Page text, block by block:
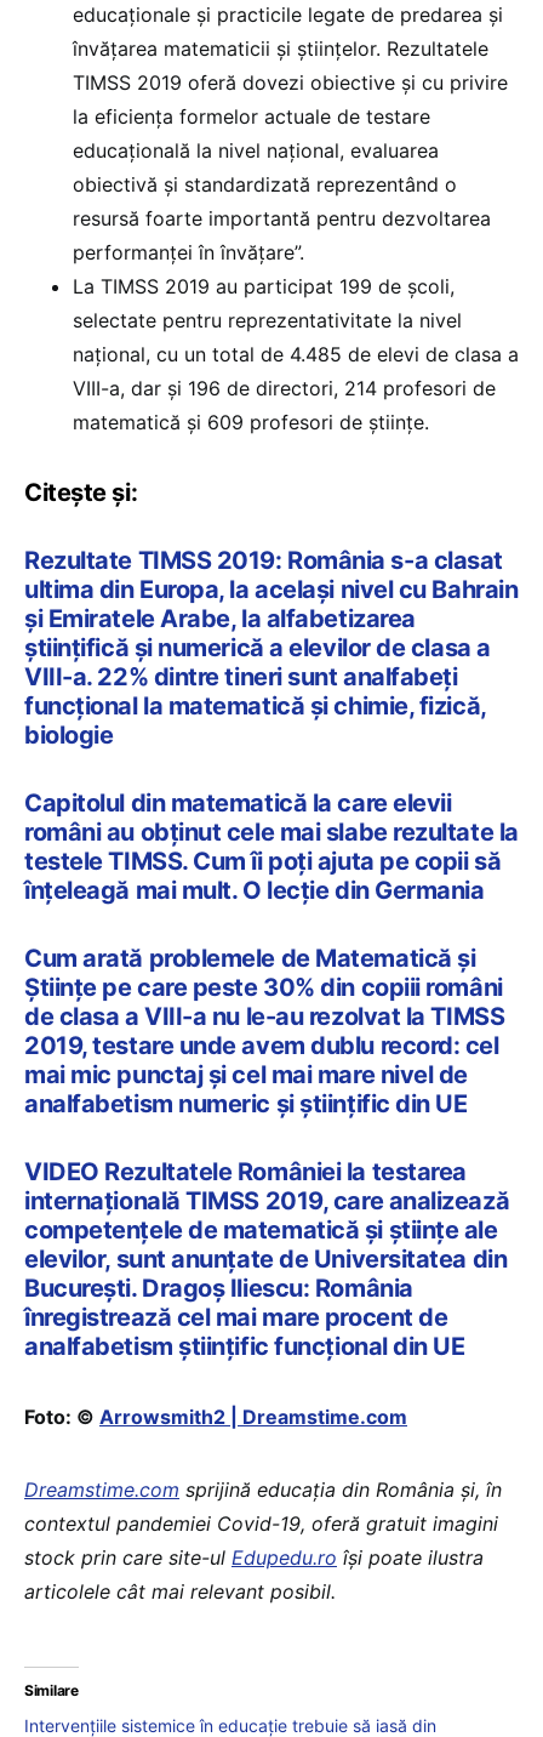
educaționale și practicile legate de predarea și
învățarea matematicii și științelor. Rezultatele
TIMSS 2019 oferă dovezi obiective și cu privire
la eficiența formelor actuale de testare
educațională la nivel național, evaluarea
obiectivă și standardizată reprezentând o
resursă foarte importantă pentru dezvoltarea
performanței în învățare”.
La TIMSS 2019 au participat 199 de școli,
selectate pentru reprezentativitate la nivel
național, cu un total de 4.485 de elevi de clasa a
VIII-a, dar și 196 de directori, 214 profesori de
matematică și 609 profesori de științe.
Citește și:
Rezultate TIMSS 2019: România s-a clasat
ultima din Europa, la același nivel cu Bahrain
și Emiratele Arabe, la alfabetizarea
științifică și numerică a elevilor de clasa a
VIII-a. 22% dintre tineri sunt analfabeți
funcțional la matematică și chimie, fizică,
biologie
Capitolul din matematică la care elevii
români au obținut cele mai slabe rezultate la
testele TIMSS. Cum îi poți ajuta pe copii să
înțeleagă mai mult. O lecție din Germania
Cum arată problemele de Matematică și
Științe pe care peste 30% din copiii români
de clasa a VIII-a nu le-au rezolvat la TIMSS
2019, testare unde avem dublu record: cel
mai mic punctaj și cel mai mare nivel de
analfabetism numeric și științific din UE
VIDEO Rezultatele României la testarea
internațională TIMSS 2019, care analizează
competențele de matematică și științe ale
elevilor, sunt anunțate de Universitatea din
București. Dragoș Iliescu: România
înregistrează cel mai mare procent de
analfabetism științific funcțional din UE
Foto: © Arrowsmith2 | Dreamstime.com
Dreamstime.com sprijină educaţia din România şi, în
contextul pandemiei Covid-19, oferă gratuit imagini
stock prin care site-ul Edupedu.ro îşi poate ilustra
articolele cât mai relevant posibil.
Similare
Intervențiile sistemice în educație trebuie să iasă din